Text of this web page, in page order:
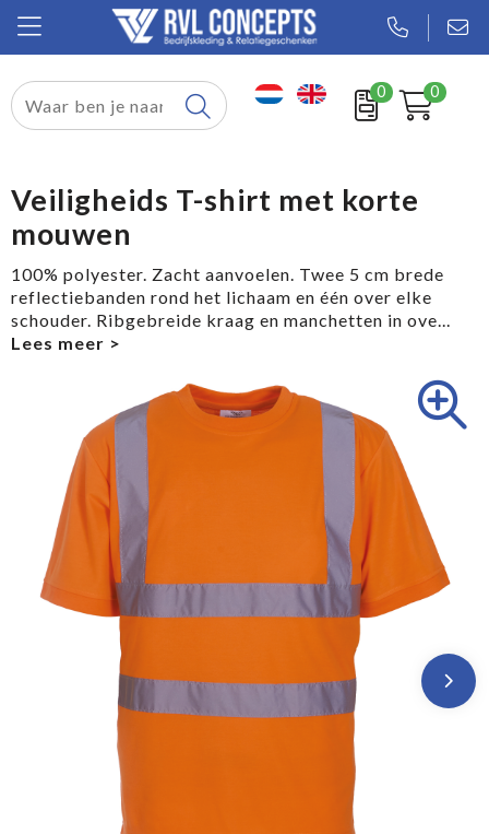
0 0
Relatiegeschenken
Tassen
Sport
Werkkleding
Veiligheids T-shirt met korte
mouwen
100% polyester. Zacht aanvoelen. Twee 5 cm brede
reflectiebanden rond het lichaam en één over elke
schouder. Ribgebreide kraag en manchetten in ove...